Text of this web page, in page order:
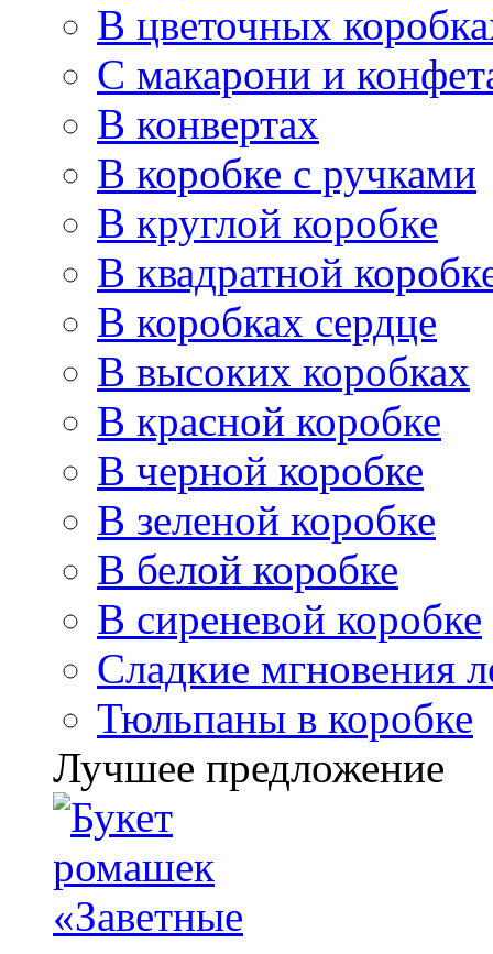
В цветочных
С макарони и
В конвертах
В коробке с ручками
В круглой коробке
В квадратной
В коробках сердце
В высоких коробках
В красной коробке
В черной коробке
В зеленой коробке
В белой коробке
В сиреневой коробке
Сладкие мгновения
Тюльпаны в коробке
Лучшее предложение